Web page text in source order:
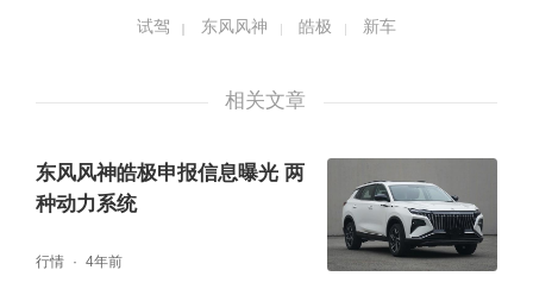
试驾 东风风神 皓极 新车
相关文章
东风风神皓极申报信息曝光 两
种动力系统
行情 4年前